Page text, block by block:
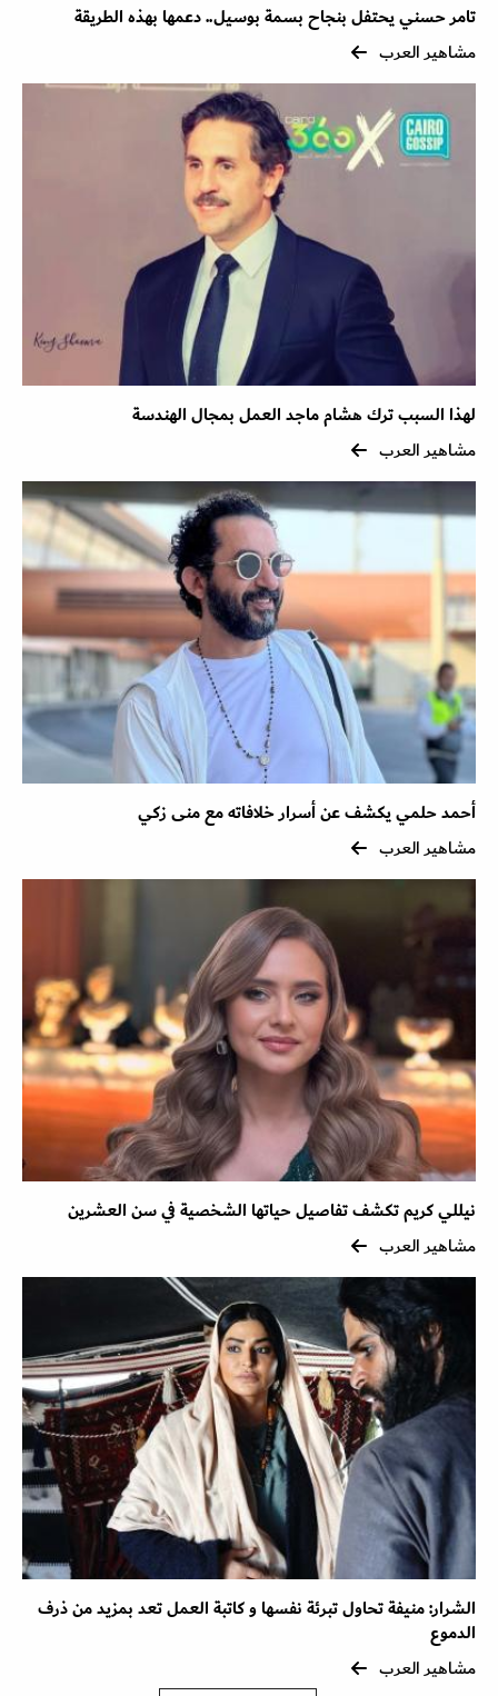
تامر حسني يحتفل بنجاح بسمة بوسيل.. دعمها بهذه الطريقة
مشاهير العرب
لهذا السبب ترك هشام ماجد العمل بمجال الهندسة
مشاهير العرب
أحمد حلمي يكشف عن أسرار خلافاته مع منى زكي
مشاهير العرب
نيللي كريم تكشف تفاصيل حياتها الشخصية في سن العشرين
مشاهير العرب
الشرار: منيفة تحاول تبرئة نفسها و كاتبة العمل تعد بمزيد من ذرف
الدموع
مشاهير العرب